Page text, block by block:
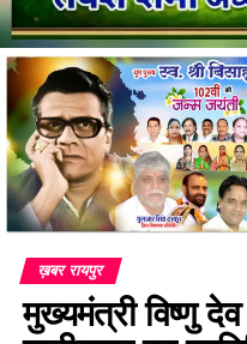
ख़बर रायपुर
मुख्यमंत्री विष्णु